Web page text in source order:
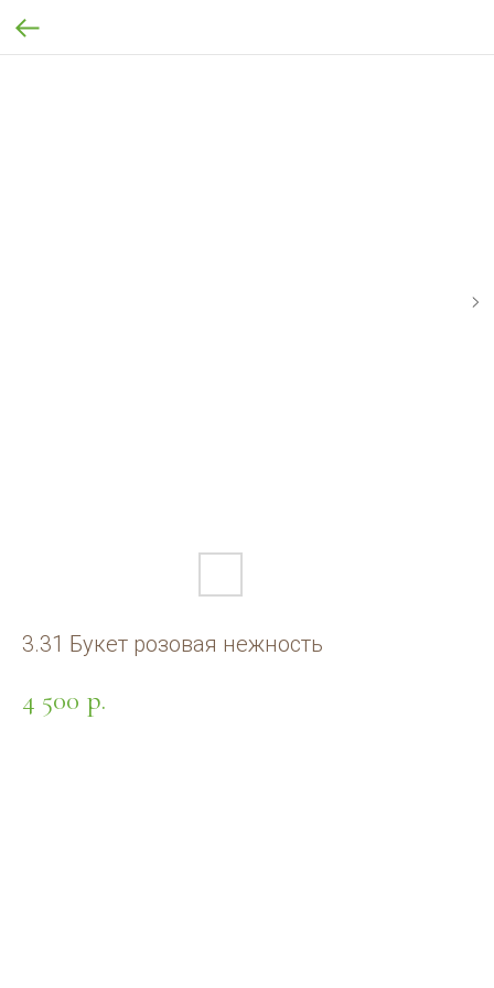
3.31 Букет розовая нежность
4 500 р.